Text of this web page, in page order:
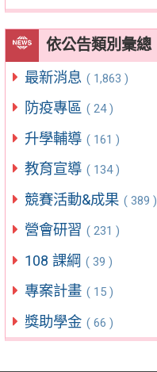
依公告類別彙總
最新消息 ( 1,863 )
防疫專區 ( 24 )
升學輔導 ( 161 )
教育宣導 ( 134 )
競賽活動&成果 ( 389 )
營會研習 ( 231 )
108 課綱 ( 39 )
專案計畫 ( 15 )
獎助學金 ( 66 )